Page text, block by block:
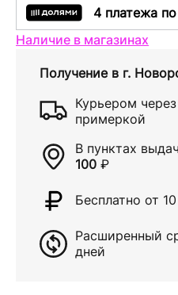
4 платежа
Наличие в магазинах
Получение в г.
Курьером через
примеркой
В пунктах
100 ₽
Бесплатно от
Расширенный
дней